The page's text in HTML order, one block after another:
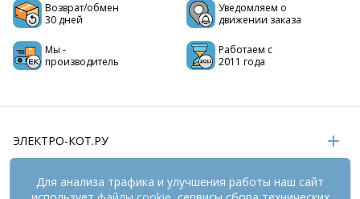
Возврат/обмен
30 дней
Уведомляем о
движении заказа
Мы -
производитель
Работаем с
2011 года
ЭЛЕКТРО-КОТ.РУ
ИНФОРМАЦИЯ
Для анализа трафика и улучшения работы наш сайт